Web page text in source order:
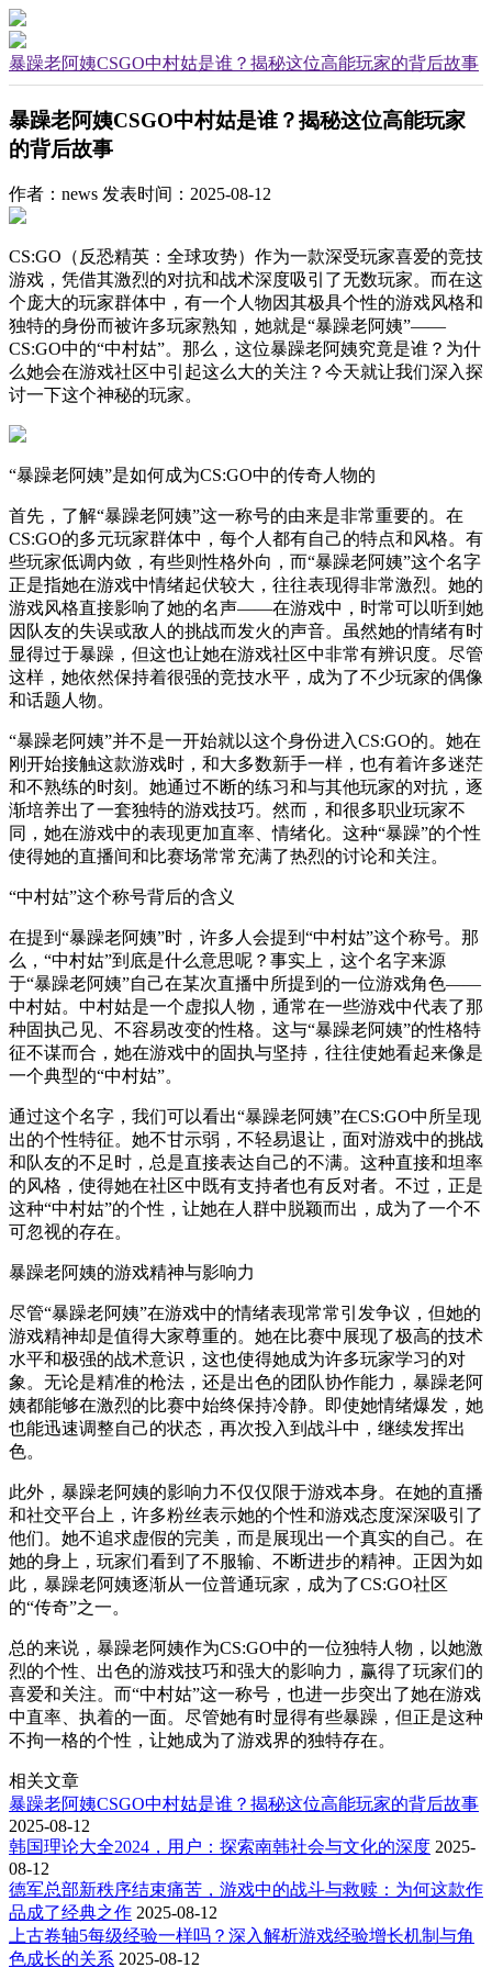
暴躁老阿姨CSGO中村姑是谁？揭秘这位高能玩家的背后故事
暴躁老阿姨CSGO中村姑是谁？揭秘这位高能玩家
的背后故事
作者：news 发表时间：2025-08-12
CS:GO（反恐精英：全球攻势）作为一款深受玩家喜爱的竞技
游戏，凭借其激烈的对抗和战术深度吸引了无数玩家。而在这
个庞大的玩家群体中，有一个人物因其极具个性的游戏风格和
独特的身份而被许多玩家熟知，她就是“暴躁老阿姨”——
CS:GO中的“中村姑”。那么，这位暴躁老阿姨究竟是谁？为什
么她会在游戏社区中引起这么大的关注？今天就让我们深入探
讨一下这个神秘的玩家。
“暴躁老阿姨”是如何成为CS:GO中的传奇人物的
首先，了解“暴躁老阿姨”这一称号的由来是非常重要的。在
CS:GO的多元玩家群体中，每个人都有自己的特点和风格。有
些玩家低调内敛，有些则性格外向，而“暴躁老阿姨”这个名字
正是指她在游戏中情绪起伏较大，往往表现得非常激烈。她的
游戏风格直接影响了她的名声——在游戏中，时常可以听到她
因队友的失误或敌人的挑战而发火的声音。虽然她的情绪有时
显得过于暴躁，但这也让她在游戏社区中非常有辨识度。尽管
这样，她依然保持着很强的竞技水平，成为了不少玩家的偶像
和话题人物。
“暴躁老阿姨”并不是一开始就以这个身份进入CS:GO的。她在
刚开始接触这款游戏时，和大多数新手一样，也有着许多迷茫
和不熟练的时刻。她通过不断的练习和与其他玩家的对抗，逐
渐培养出了一套独特的游戏技巧。然而，和很多职业玩家不
同，她在游戏中的表现更加直率、情绪化。这种“暴躁”的个性
使得她的直播间和比赛场常常充满了热烈的讨论和关注。
“中村姑”这个称号背后的含义
在提到“暴躁老阿姨”时，许多人会提到“中村姑”这个称号。那
么，“中村姑”到底是什么意思呢？事实上，这个名字来源
于“暴躁老阿姨”自己在某次直播中所提到的一位游戏角色——
中村姑。中村姑是一个虚拟人物，通常在一些游戏中代表了那
种固执己见、不容易改变的性格。这与“暴躁老阿姨”的性格特
征不谋而合，她在游戏中的固执与坚持，往往使她看起来像是
一个典型的“中村姑”。
通过这个名字，我们可以看出“暴躁老阿姨”在CS:GO中所呈现
出的个性特征。她不甘示弱，不轻易退让，面对游戏中的挑战
和队友的不足时，总是直接表达自己的不满。这种直接和坦率
的风格，使得她在社区中既有支持者也有反对者。不过，正是
这种“中村姑”的个性，让她在人群中脱颖而出，成为了一个不
可忽视的存在。
暴躁老阿姨的游戏精神与影响力
尽管“暴躁老阿姨”在游戏中的情绪表现常常引发争议，但她的
游戏精神却是值得大家尊重的。她在比赛中展现了极高的技术
水平和极强的战术意识，这也使得她成为许多玩家学习的对
象。无论是精准的枪法，还是出色的团队协作能力，暴躁老阿
姨都能够在激烈的比赛中始终保持冷静。即使她情绪爆发，她
也能迅速调整自己的状态，再次投入到战斗中，继续发挥出
色。
此外，暴躁老阿姨的影响力不仅仅限于游戏本身。在她的直播
和社交平台上，许多粉丝表示她的个性和游戏态度深深吸引了
他们。她不追求虚假的完美，而是展现出一个真实的自己。在
她的身上，玩家们看到了不服输、不断进步的精神。正因为如
此，暴躁老阿姨逐渐从一位普通玩家，成为了CS:GO社区
的“传奇”之一。
总的来说，暴躁老阿姨作为CS:GO中的一位独特人物，以她激
烈的个性、出色的游戏技巧和强大的影响力，赢得了玩家们的
喜爱和关注。而“中村姑”这一称号，也进一步突出了她在游戏
中直率、执着的一面。尽管她有时显得有些暴躁，但正是这种
不拘一格的个性，让她成为了游戏界的独特存在。
相关文章
暴躁老阿姨CSGO中村姑是谁？揭秘这位高能玩家的背后故事
2025-08-12
韩国理论大全2024，用户：探索南韩社会与文化的深度 2025-
08-12
德军总部新秩序结束痛苦，游戏中的战斗与救赎：为何这款作
品成了经典之作 2025-08-12
上古卷轴5每级经验一样吗？深入解析游戏经验增长机制与角
色成长的关系 2025-08-12